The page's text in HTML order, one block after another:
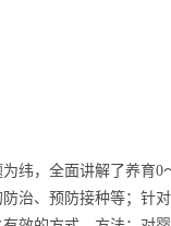
纬，全面讲解了养育
治、预防接种等；针